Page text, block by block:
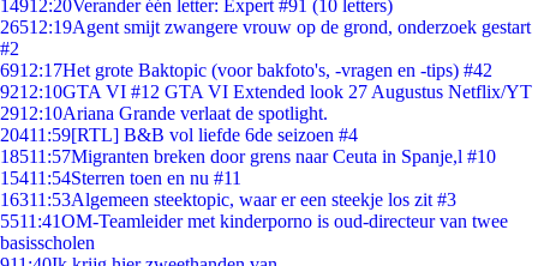
14912:20Verander één letter: Expert #91 (10 letters)
26512:19Agent smijt zwangere vrouw op de grond, onderzoek gestart
#2
6912:17Het grote Baktopic (voor bakfoto's, -vragen en -tips) #42
9212:10GTA VI #12 GTA VI Extended look 27 Augustus Netflix/YT
2912:10Ariana Grande verlaat de spotlight.
20411:59[RTL] B&B vol liefde 6de seizoen #4
18511:57Migranten breken door grens naar Ceuta in Spanje,l #10
15411:54Sterren toen en nu #11
16311:53Algemeen steektopic, waar er een steekje los zit #3
5511:41OM-Teamleider met kinderporno is oud-directeur van twee
basisscholen